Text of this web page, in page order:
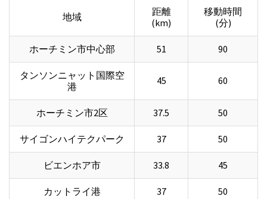
地域
距離
(km)
移動時間
(分)
ホーチミン市中心部 51 90
タンソンニャット国際空
港
45 60
ホーチミン市2区 37.5 50
サイゴンハイテクパーク 37 50
ビエンホア市 33.8 45
カットライ港 37 50